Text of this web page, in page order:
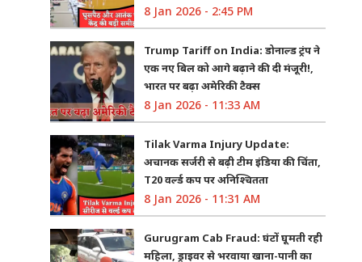
8 Jan 2026 - 2:45 PM
Trump Tariff on India: डोनाल्ड ट्रंप ने
एक नए बिल को आगे बढ़ाने की दी मंजूरी!,
भारत पर बढ़ा अमेरिकी टैक्स
8 Jan 2026 - 11:33 AM
Tilak Varma Injury Update:
अचानक सर्जरी से बढ़ी टीम इंडिया की चिंता,
T20 वर्ल्ड कप पर अनिश्चितता
8 Jan 2026 - 11:31 AM
Gurugram Cab Fraud: घंटों घूमती रही
महिला, ड्राइवर से भरवाया खाना-पानी का